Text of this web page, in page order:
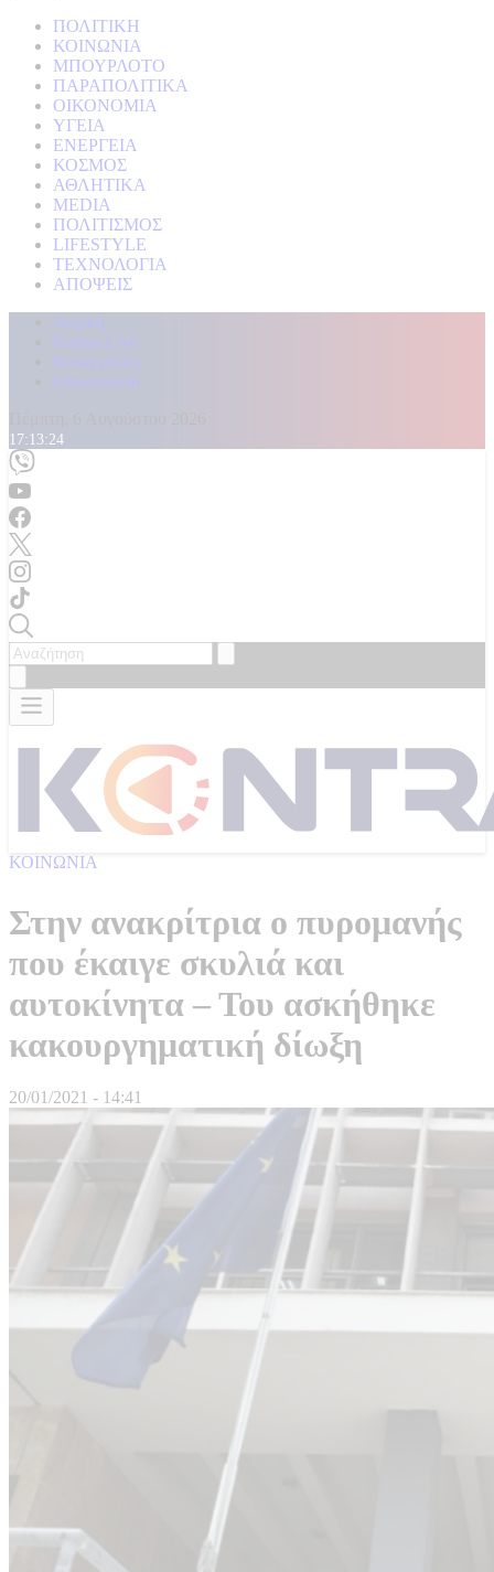
ΠΟΛΙΤΙΚΗ
ΚΟΙΝΩΝΙΑ
ΜΠΟΥΡΛΟΤΟ
ΠΑΡΑΠΟΛΙΤΙΚΑ
ΟΙΚΟΝΟΜΙΑ
ΥΓΕΙΑ
ΕΝΕΡΓΕΙΑ
ΚΟΣΜΟΣ
ΑΘΛΗΤΙΚΑ
MEDIA
ΠΟΛΙΤΙΣΜΟΣ
LIFESTYLE
ΤΕΧΝΟΛΟΓΙΑ
ΑΠΟΨΕΙΣ
Αρχική
Kontra Live
Καταγγελίες
Επικοινωνία
17:13:26
ΚΟΙΝΩΝΙΑ
Στην ανακρίτρια ο πυρομανής
που έκαιγε σκυλιά και
αυτοκίνητα – Του ασκήθηκε
κακουργηματική δίωξη
20/01/2021 - 14:41